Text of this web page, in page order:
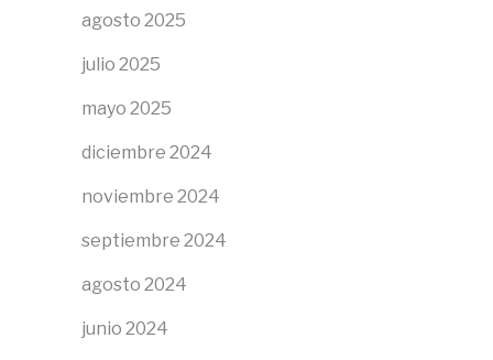
agosto 2025
julio 2025
mayo 2025
diciembre 2024
noviembre 2024
septiembre 2024
agosto 2024
junio 2024